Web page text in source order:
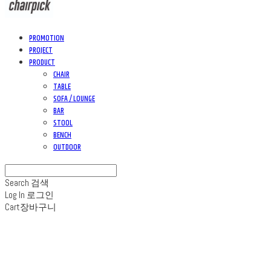
PROMOTION
PROJECT
PRODUCT
CHAIR
TABLE
SOFA / LOUNGE
BAR
STOOL
BENCH
OUTDOOR
Search 검색
Log In 로그인
Cart장바구니